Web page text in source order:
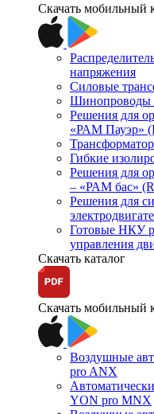
Скачать мобильный
напряжения
Силовые
Шинопроводы
Решения для
«РАМ Пауэр»
Гибкие
Решения для
– «РАМ бас»
Решения для
Готовые НКУ
управления
Скачать каталог
Скачать мобильный
Воздушные
pro ANX
YON pro MNX